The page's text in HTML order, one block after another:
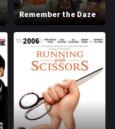
Remember the Daze
2006